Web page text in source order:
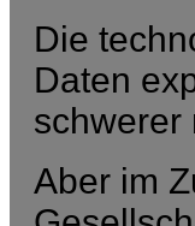
Die
Daten
schwerer
Aber im